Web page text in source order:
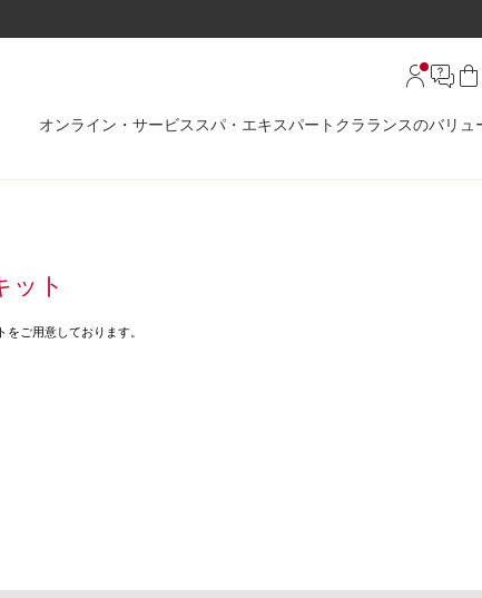
オンライン・サービス スパ・エキスパート クラランスのバリュ
ット
ご用意しております。